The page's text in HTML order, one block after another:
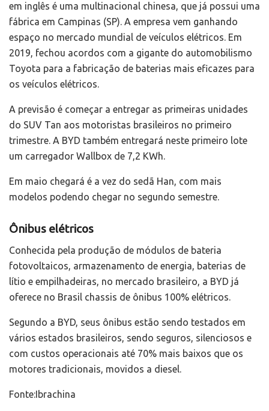
em inglês é uma multinacional chinesa, que já possui uma
fábrica em Campinas (SP). A empresa vem ganhando
espaço no mercado mundial de veículos elétricos. Em
2019, fechou acordos com a gigante do automobilismo
Toyota para a fabricação de baterias mais eficazes para
os veículos elétricos.
A previsão é começar a entregar as primeiras unidades
do SUV Tan aos motoristas brasileiros no primeiro
trimestre. A BYD também entregará neste primeiro lote
um carregador Wallbox de 7,2 KWh.
Em maio chegará é a vez do sedã Han, com mais
modelos podendo chegar no segundo semestre.
Ônibus elétricos
Conhecida pela produção de módulos de bateria
fotovoltaicos, armazenamento de energia, baterias de
lítio e empilhadeiras, no mercado brasileiro, a BYD já
oferece no Brasil chassis de ônibus 100% elétricos.
Segundo a BYD, seus ônibus estão sendo testados em
vários estados brasileiros, sendo seguros, silenciosos e
com custos operacionais até 70% mais baixos que os
motores tradicionais, movidos a diesel.
Fonte:Ibrachina